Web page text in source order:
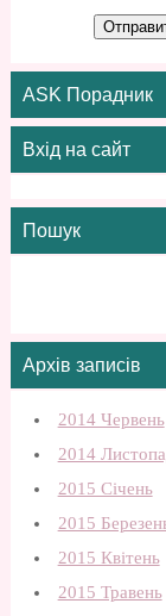
ASK Порадник
Вхід на сайт
Пошук
Архів записів
2014 Червень
2014
2015 Січень
2015
2015 Квітень
2015 Травень